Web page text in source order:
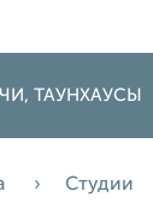
ТАУНХАУСЫ
Студии